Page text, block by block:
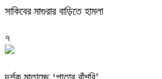
সাকিবের মাগুরার বাড়িতে হামলা
৭